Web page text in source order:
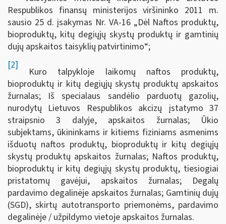
Respublikos finansų ministerijos viršininko 2011 m.
sausio 25 d. įsakymas Nr. VA-16 „Dėl Naftos produktų,
bioproduktų, kitų degiųjų skystų produktų ir gamtinių
dujų apskaitos taisyklių patvirtinimo“;
[2]
Kuro talpykloje laikomų naftos produktų,
bioproduktų ir kitų degiųjų skystų produktų apskaitos
žurnalas; Iš specialaus sandėlio parduotų gazolių,
nurodytų Lietuvos Respublikos akcizų įstatymo 37
straipsnio 3 dalyje, apskaitos žurnalas; Ūkio
subjektams, ūkininkams ir kitiems fiziniams asmenims
išduotų naftos produktų, bioproduktų ir kitų degiųjų
skystų produktų apskaitos žurnalas; Naftos produktų,
bioproduktų ir kitų degiųjų skystų produktų, tiesiogiai
pristatomų gavėjui, apskaitos žurnalas; Degalų
pardavimo degalinėje apskaitos žurnalas; Gamtinių dujų
(SGD), skirtų autotransporto priemonėms, pardavimo
degalinėje / užpildymo vietoje apskaitos žurnalas.